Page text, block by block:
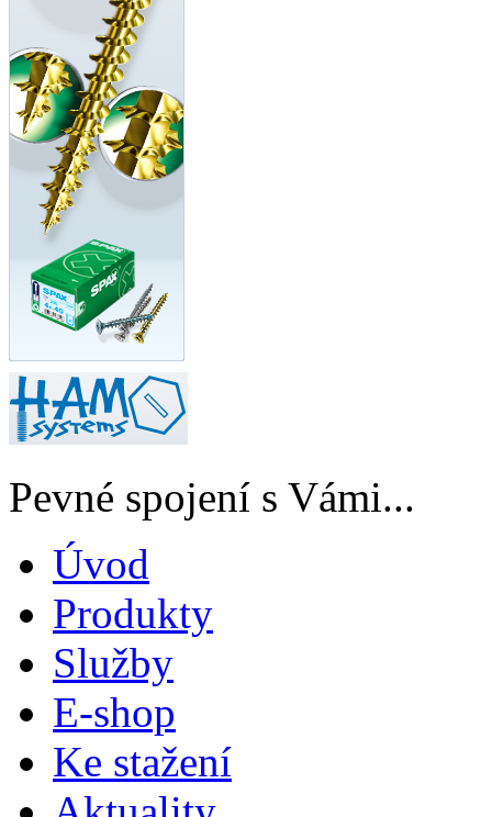
Pevné spojení s Vámi...
Úvod
Produkty
Služby
E-shop
Ke stažení